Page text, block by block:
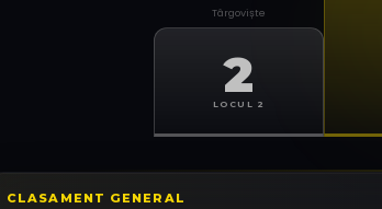
Târgoviște
2
LOCUL 2
CLASAMENT GENERAL